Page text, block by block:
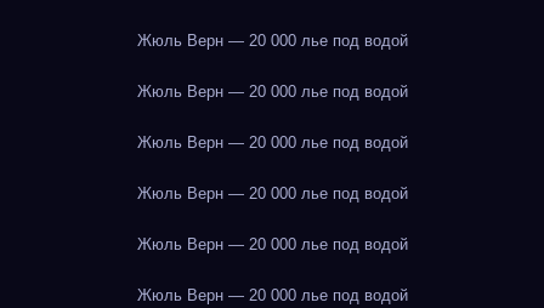
Жюль Верн — 20 000 лье под водой
Жюль Верн — 20 000 лье под водой
Жюль Верн — 20 000 лье под водой
Жюль Верн — 20 000 лье под водой
Жюль Верн — 20 000 лье под водой
Жюль Верн — 20 000 лье под водой